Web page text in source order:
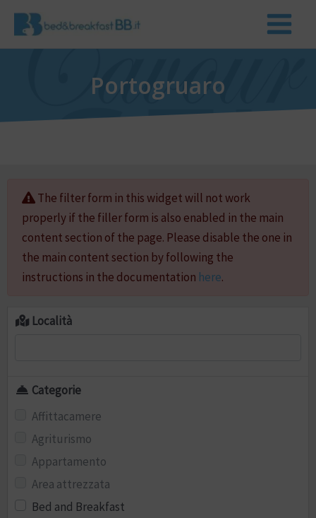
Portogruaro
The filter form in this widget will not work
properly if the filler form is also enabled in the main
content section of the page. Please disable the one in
the main content section by following the
instructions in the documentation here.
Località
Categorie
Affittacamere
Agriturismo
Appartamento
Area attrezzata
Bed and Breakfast